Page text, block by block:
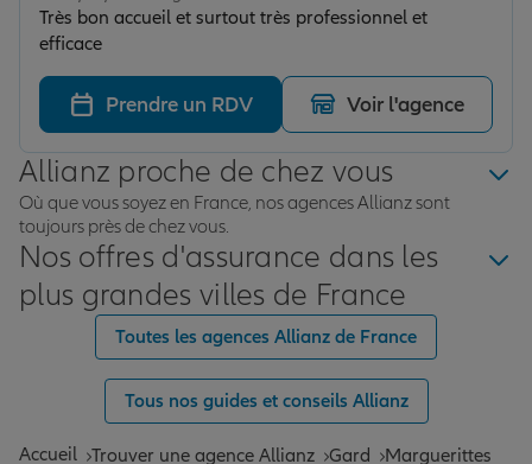
Très bon accueil et surtout très professionnel et
efficace
Prendre un RDV Voir l'agence
Allianz proche de chez vous
Où que vous soyez en France, nos agences Allianz sont
toujours près de chez vous.
Nos offres d'assurance dans les
plus grandes villes de France
Toutes les agences Allianz de France
Tous nos guides et conseils Allianz
Accueil Trouver une agence Allianz Gard
Marguerittes